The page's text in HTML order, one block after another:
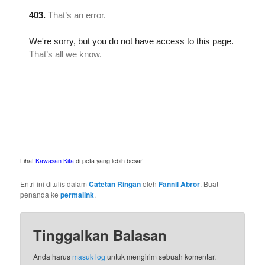
LihatKawasan Kita di peta yang lebih besar
Entri ini ditulis dalamCatetan RinganolehFannil Abror. Buat
penanda kepermalink.
Tinggalkan Balasan
Anda harusmasuk log untuk mengirim sebuah komentar.